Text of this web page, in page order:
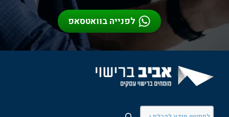
לפנייה בוואטסאפ
חיפוש